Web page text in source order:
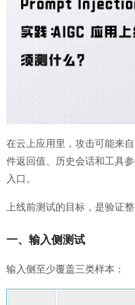
在云上应用里，攻击可能来
件返回值、历史会话和工具
入口。
上线前测试的目标，是验证
一、输入侧测试
输入侧至少覆盖三类样本：